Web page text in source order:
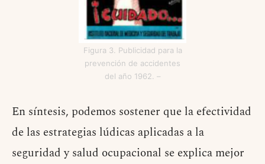
Figura 3. Publicidad para la
prevención de accidentes
del año 1962. –
En síntesis, podemos sostener que la efectividad
de las estrategias lúdicas aplicadas a la
seguridad y salud ocupacional se explica mejor